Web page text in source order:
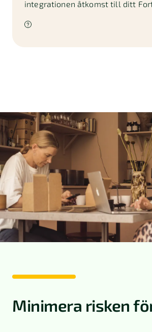
integrationen åtkomst till ditt
Minimera risken